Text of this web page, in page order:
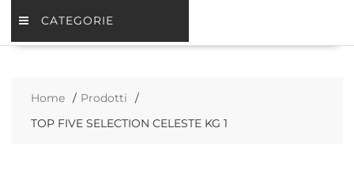
CATEGORIE
Home
Prodotti
TOP FIVE SELECTION CELESTE KG 1